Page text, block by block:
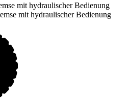
mit hydraulischer Bedienung
mit hydraulischer Bedienung